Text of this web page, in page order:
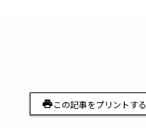
この記事をプリントする